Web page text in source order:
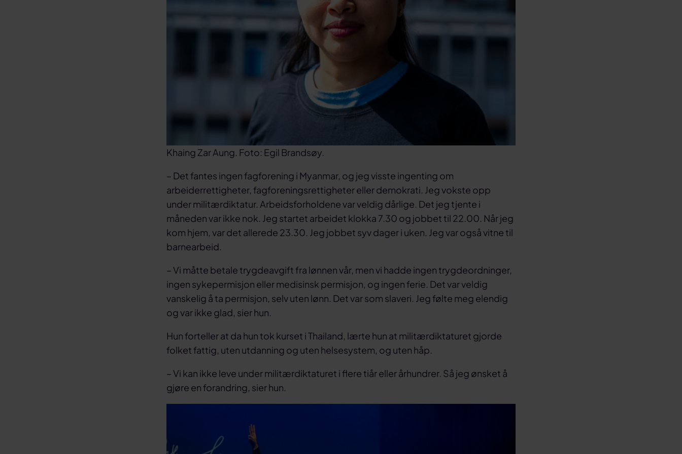
Khaing Zar Aung. Foto: Egil Brandsøy.
– Det fantes ingen fagforening i Myanmar, og jeg visste ingenting om
arbeiderrettigheter, fagforeningsrettigheter eller demokrati. Jeg vokste opp
under militærdiktatur. Arbeidsforholdene var veldig dårlige. Det jeg tjente i
måneden var ikke nok. Jeg startet arbeidet klokka 7.30 og jobbet til 22.00. Når jeg
kom hjem, var det allerede 23.30. Jeg jobbet syv dager i uken. Jeg var også vitne til
barnearbeid.
– Vi måtte betale trygdeavgift fra lønnen vår, men vi hadde ingen trygdeordninger,
ingen sykepermisjon eller medisinsk permisjon, og ingen ferie. Det var veldig
vanskelig å ta permisjon, selv uten lønn. Det var som slaveri. Jeg følte meg elendig
og var ikke glad, sier hun.
Hun forteller at da hun tok kurset i Thailand, lærte hun at militærdiktaturet gjorde
folket fattig, uten utdanning og uten helsesystem, og uten håp.
– Vi kan ikke leve under militærdiktaturet i flere tiår eller århundrer. Så jeg ønsket å
gjøre en forandring, sier hun.